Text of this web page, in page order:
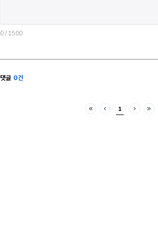
0 / 1500
댓글 0건
처음 이전 1 다음마지막